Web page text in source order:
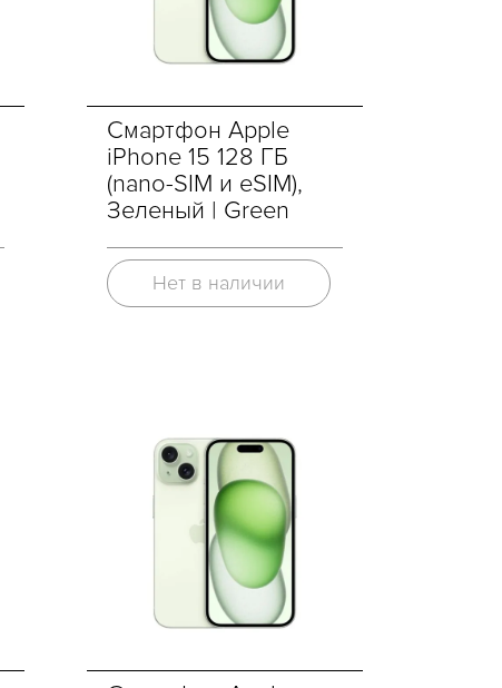
Смартфон Apple
iPhone 15 128 ГБ
(nano-SIM и eSIM),
Зеленый | Green
Нет в наличии